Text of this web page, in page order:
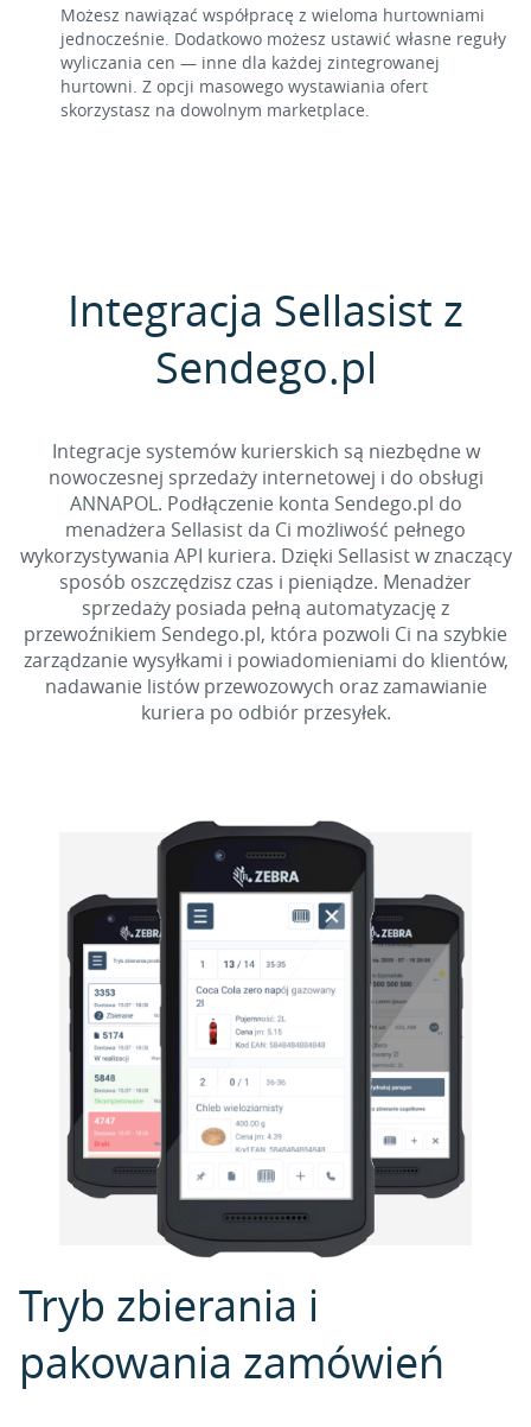
Możesz nawiązać współpracę z wieloma hurtowniami
jednocześnie. Dodatkowo możesz ustawić własne reguły
wyliczania cen — inne dla każdej zintegrowanej
hurtowni. Z opcji masowego wystawiania ofert
skorzystasz na dowolnym marketplace.
Integracja Sellasist z
Sendego.pl
Integracje systemów kurierskich są niezbędne w
nowoczesnej sprzedaży internetowej i do obsługi
ANNAPOL. Podłączenie konta Sendego.pl do
menadżera Sellasist da Ci możliwość pełnego
wykorzystywania API kuriera. Dzięki Sellasist w znaczący
sposób oszczędzisz czas i pieniądze. Menadżer
sprzedaży posiada pełną automatyzację z
przewoźnikiem Sendego.pl, która pozwoli Ci na szybkie
zarządzanie wysyłkami i powiadomieniami do klientów,
nadawanie listów przewozowych oraz zamawianie
kuriera po odbiór przesyłek.
Tryb zbierania i
pakowania zamówień